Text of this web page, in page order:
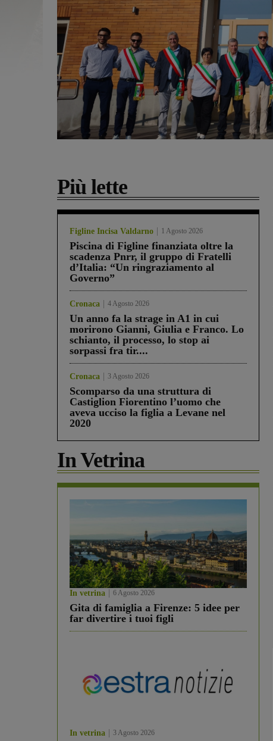
Più lette
Figline Incisa Valdarno 1 Agosto 2026
Piscina di Figline finanziata oltre la
scadenza Pnrr, il gruppo di Fratelli
d’Italia: “Un ringraziamento al
Governo”
Cronaca 4 Agosto 2026
Un anno fa la strage in A1 in cui
morirono Gianni, Giulia e Franco. Lo
schianto, il processo, lo stop ai
sorpassi fra tir....
Cronaca 3 Agosto 2026
Scomparso da una struttura di
Castiglion Fiorentino l’uomo che
aveva ucciso la figlia a Levane nel
2020
In Vetrina
In vetrina 6 Agosto 2026
Gita di famiglia a Firenze: 5 idee per
far divertire i tuoi figli
In vetrina 3 Agosto 2026